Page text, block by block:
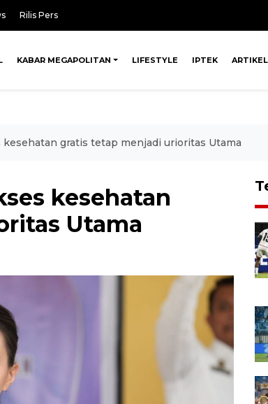
Rilis Pers
KABAR MEGAPOLITAN LIFESTYLE IPTEK ARTIKEL
gratis tetap menjadi urioritas Utama
kesehatan
Utama